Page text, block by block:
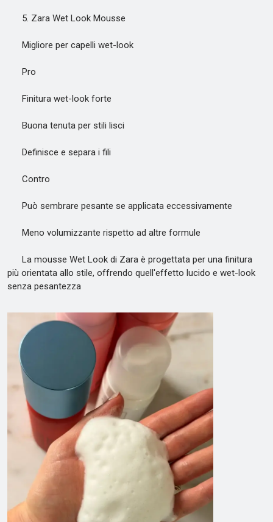
5. Zara Wet Look Mousse
Migliore per capelli wet-look
Pro
Finitura wet-look forte
Buona tenuta per stili lisci
Definisce e separa i fili
Contro
Può sembrare pesante se applicata eccessivamente
Meno volumizzante rispetto ad altre formule
La mousse Wet Look di Zara è progettata per una finitura
più orientata allo stile, offrendo quell'effetto lucido e wet-look
senza pesantezza